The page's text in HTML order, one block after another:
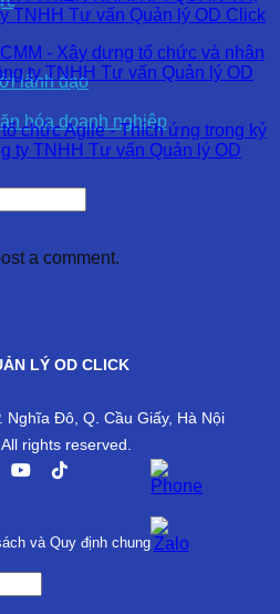
lãnh đạo
hóa doanh nghiệp
TNHH Tư vấn Quản lý OD Click
- Xây dựng tổ chức và nhân
ty TNHH Tư vấn Quản lý OD
chức Agile - Thích ứng trong kỷ
ty TNHH Tư vấn Quản lý OD
a comment.
LÝ OD CLICK
Đô, Q. Cầu Giấy, Hà Nội
rights reserved.
và Quy định chung